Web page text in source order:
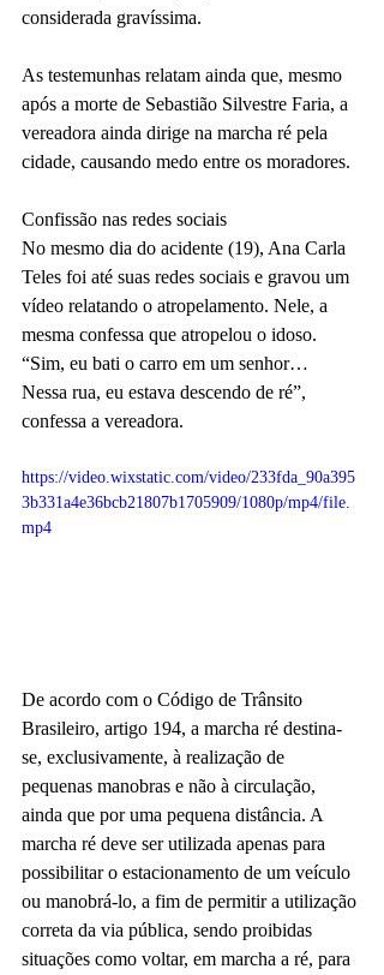
considerada gravíssima.
As testemunhas relatam ainda que, mesmo
após a morte de Sebastião Silvestre Faria, a
vereadora ainda dirige na marcha ré pela
cidade, causando medo entre os moradores.
Confissão nas redes sociais
No mesmo dia do acidente (19), Ana Carla
Teles foi até suas redes sociais e gravou um
vídeo relatando o atropelamento. Nele, a
mesma confessa que atropelou o idoso.
“Sim, eu bati o carro em um senhor…
Nessa rua, eu estava descendo de ré”,
confessa a vereadora.
https://video.wixstatic.com/video/233fda_90a395
3b331a4e36bcb21807b1705909/1080p/mp4/file.
mp4
De acordo com o Código de Trânsito
Brasileiro, artigo 194, a marcha ré destina-
se, exclusivamente, à realização de
pequenas manobras e não à circulação,
ainda que por uma pequena distância. A
marcha ré deve ser utilizada apenas para
possibilitar o estacionamento de um veículo
ou manobrá-lo, a fim de permitir a utilização
correta da via pública, sendo proibidas
situações como voltar, em marcha a ré, para